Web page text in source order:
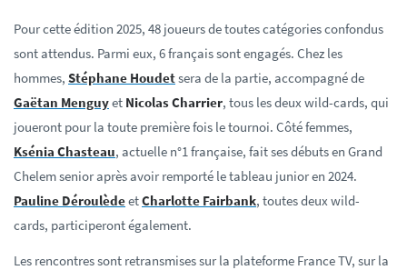
Pour cette édition 2025, 48 joueurs de toutes catégories confondus
sont attendus. Parmi eux, 6 français sont engagés. Chez les
hommes, Stéphane Houdetsera de la partie, accompagné de
Gaëtan Menguyet Nicolas Charrier, tous les deux wild-cards, qui
joueront pour la toute première fois le tournoi. Côté femmes,
Ksénia Chasteau, actuelle n°1 française, fait ses débuts en Grand
Chelem senior après avoir remporté le tableau junior en 2024.
Pauline DéroulèdeetCharlotte Fairbank, toutes deux wild-
cards, participeront également.
Les rencontres sont retransmises sur la plateforme France TV, sur la